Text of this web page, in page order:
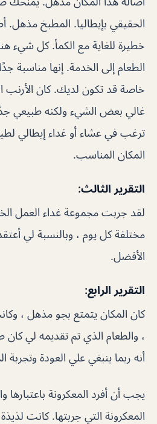
الحقيقي بإيطاليا. المطبخ مذهل.
خطيرة للغاية مع الكمأ. كل شيء
الطعام إلى الخدمة. إنها مناسبة
خاصة قد تكون لديك. كان الأرنب
غالي بعض الشيء ولكنه طبيعي
ترغب في عشاء أو غداء إيطالي
المكان المناسب.
التقرير الثالث:
لقد جربت مجموعة غداء العمل
مختلفة كل يوم ، وبالنسبة لي
الأفضل.
التقرير الرابع:
كان المكان يتمتع بجو مذهل ،
، والطعام الذي تم تقديمه لي كان
أنه ربما ينبغي علي العودة وتجربة
يجب أن أفرد المعكرونة
المعكرونة التي جربتها. كانت لذيذة